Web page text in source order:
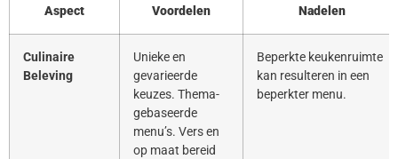
Aspect Voordelen Nadelen
Culinaire
Beleving
Unieke en
gevarieerde
keuzes. Thema-
gebaseerde
menu’s. Vers en
op maat bereid
Beperkte keukenruimte
kan resulteren in een
beperkter menu.